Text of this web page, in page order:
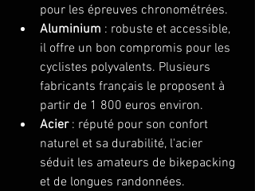
pour les épreuves chronométrées.
Aluminium : robuste et accessible,
il offre un bon compromis pour les
cyclistes polyvalents. Plusieurs
fabricants français le proposent à
partir de 1 800 euros environ.
Acier : réputé pour son confort
naturel et sa durabilité, l'acier
séduit les amateurs de bikepacking
et de longues randonnées.